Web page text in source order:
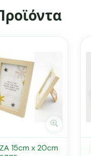
15cm x 20cm